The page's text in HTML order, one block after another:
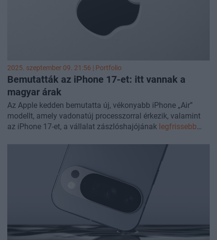
2025. szeptember 09. 21:56 | Portfolio
Bemutatták az iPhone 17-et: itt vannak a
magyar árak
Az Apple kedden bemutatta új, vékonyabb iPhone „Air”
modellt, amely vadonatúj processzorral érkezik, valamint
az iPhone 17-et, a vállalat zászlóshajójának legfrissebb